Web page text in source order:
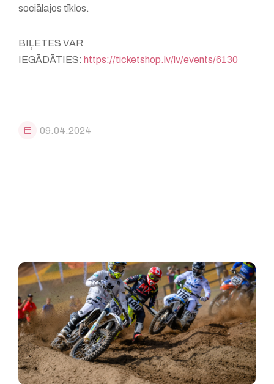
sociālajos tīklos.
BIĻETES VAR
IEGĀDĀTIES: https://ticketshop.lv/lv/events/6130
09.04.2024